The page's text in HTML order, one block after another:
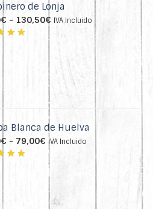
de Lonja
€ - 130,50€ Rango
desde
IVA Incluido
Blanca de Huelva
€ - 79,00€ Rango
de
precios:
49,00€
IVA Incluido